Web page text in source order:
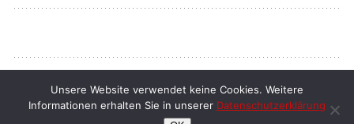
Copyright © 2026Tellerrand. All rights Reserved.
klaus d. doll| full service webdesign
Unsere Website verwendet keine Cookies. Weitere
Informationen erhalten Sie in unserer Datenschutzerklärung